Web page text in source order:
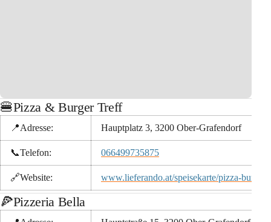
🍔Pizza & Burger Treff
📍Adresse: Hauptplatz 3, 3200 Ober-Grafendorf
📞Telefon: 066499735875
🔗Website: www.lieferando.at/speisekarte/pizza-
🍕Pizzeria Bella